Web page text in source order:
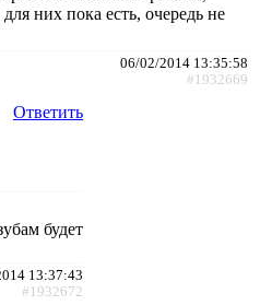
них пока есть, очередь не
06/02/2014 13:35:58
#1932669
Ответить
будет
13:37:43
#1932672